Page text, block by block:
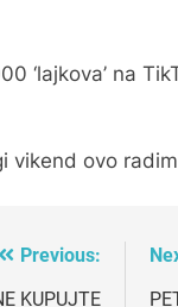
‘lajkova’ na
vikend ovo
Previous:
KUPUJTE